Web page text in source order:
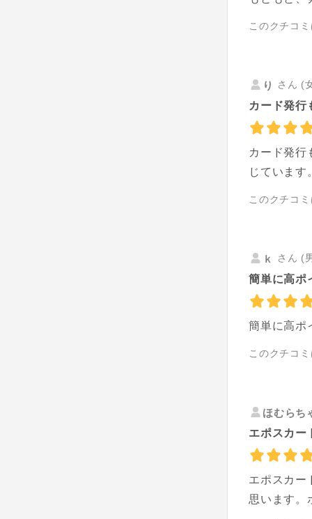
このクチコ
り さん (
カード発行
カード発行
じています
このクチコ
ｋ さん (
簡単に高ポ
簡単に高ポ
このクチコ
ほむらち
エポスカー
エポスカー
思います。